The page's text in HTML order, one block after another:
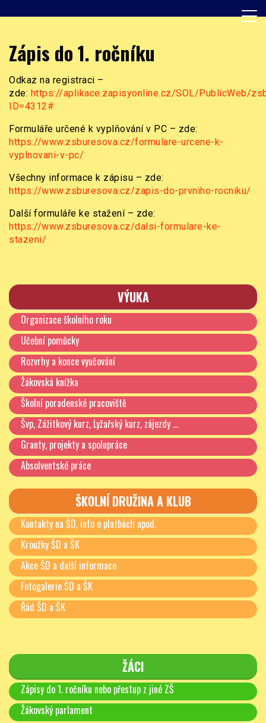
to
ZŠ Burešova
Zápis do 1. ročníku
Odkaz na registraci –
zde: https://aplikace.zapisyonline.cz/SOL/PublicWeb/
ID=4312#
Formuláře určené k vyplňování v PC – zde:
https://www.zsburesova.cz/formulare-urcene-k-
vyplnovani-v-pc/
Všechny informace k zápisu – zde:
https://www.zsburesova.cz/zapis-do-prvniho-rocniku/
Další formuláře ke stažení – zde:
https://www.zsburesova.cz/dalsi-formulare-ke-
stazeni/
VÝUKA
Organizace školního roku
Učební pomůcky
Rozvrhy a konce vyučování
Žákovská knížka
Školní poradenské pracoviště
Švp, Zážitkový kurz, Lyžařský kurz, zájezdy …
Granty, projekty a spolupráce
Absolventské práce
ŠKOLNÍ DRUŽINA A KLUB
Kontakty na ŠD, info o platbách apod.
Kroužky ŠD a ŠK
Akce ŠD a další informace
Fotogalerie ŠD a ŠK
Řád ŠD a ŠK
ŽÁCI
Zápisy do 1. ročníku nebo přestup z jiné ZŠ
Žákovský parlament